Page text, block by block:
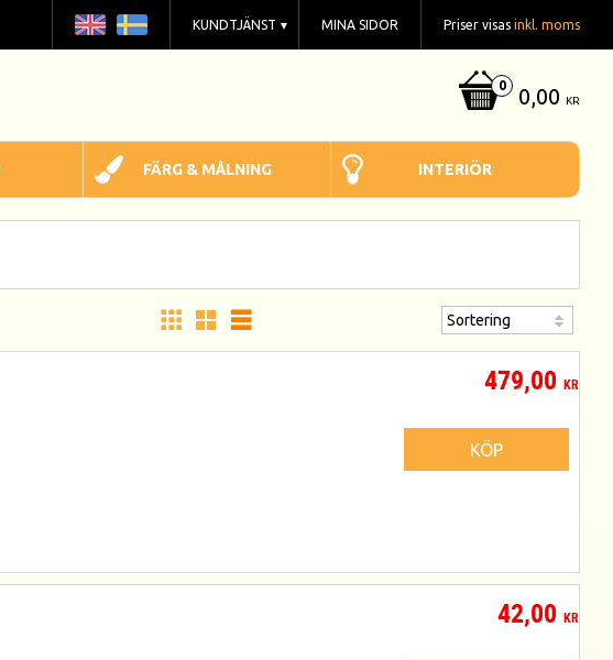
0,00 KR
Priser visas inkl. moms
MINA SIDOR
KUNDTJÄNST
FÄRG & MÅLNING INTERIÖR
479,00 KR
KÖP
42,00 KR